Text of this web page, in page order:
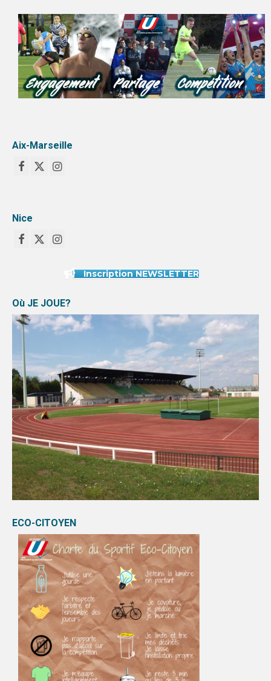
NICE
VIDÉOTHÈQUE
LOGOTHÈQUE
AFFICHES
PARTENAIRES
Aix-Marseille
Nice
Inscription NEWSLETTER
Où JE JOUE?
ECO-CITOYEN